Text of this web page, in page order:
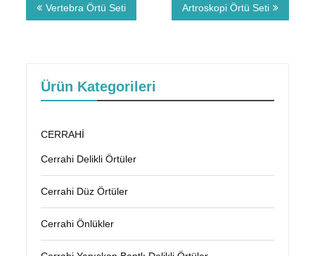
Vertebra Örtü Seti Artroskopi Örtü Seti
Ürün Kategorileri
CERRAHİ
Cerrahi Delikli Örtüler
Cerrahi Düz Örtüler
Cerrahi Önlükler